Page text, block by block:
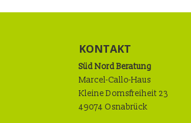
KONTAKT
Süd Nord Beratung
Marcel-Callo-Haus
Kleine Domsfreiheit 23
49074 Osnabrück